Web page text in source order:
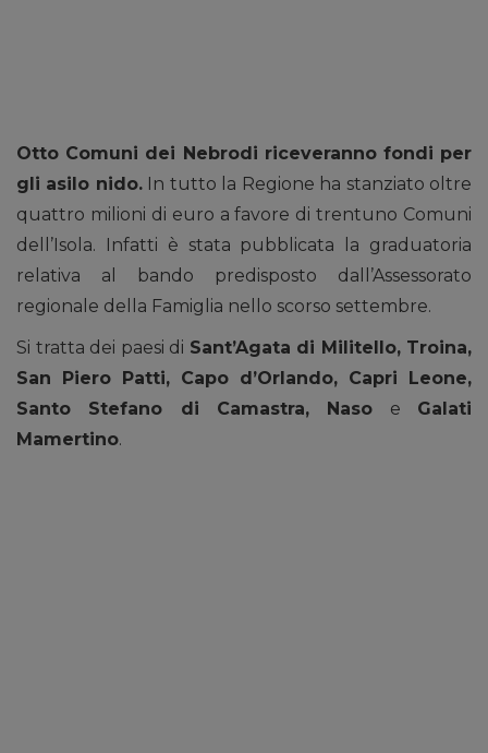
Otto Comuni dei Nebrodi riceveranno fondi per
gli asilo nido.In tutto la Regione ha stanziato oltre
quattro milioni di euro a favore di trentuno Comuni
dell’Isola. Infatti è stata pubblicata la graduatoria
relativa al bando predisposto dall’Assessorato
regionale della Famiglia nello scorso settembre.
Si tratta dei paesi di Sant’Agata di Militello, Troina,
San Piero Patti, Capo d’Orlando, Capri Leone,
Santo Stefano di Camastra, Naso e Galati
Mamertino.